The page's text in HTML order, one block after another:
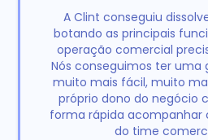
A Clint conseguiu
botando as principais
operação comercial
Nós conseguimos ter uma
muito mais fácil, muito
próprio dono do negócio
forma rápida acompanhar
do time